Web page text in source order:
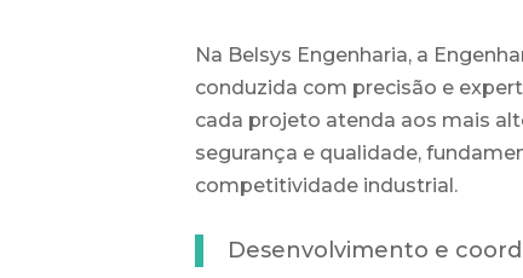
Na Belsys Engenharia, a
conduzida com precisão e
cada projeto atenda aos mais
segurança e qualidade,
competitividade industrial.
Desenvolvimento e